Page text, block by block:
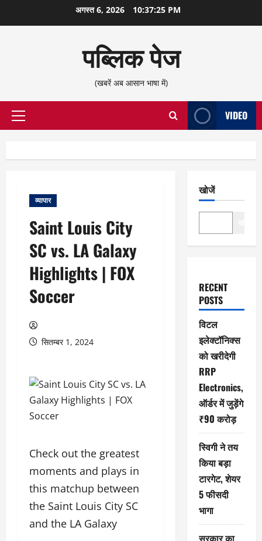
सामग्री
अगस्त 6, 2026 10:37:25 PM
पब्लिक पेज
(खबरें अब आसान भाषा में)
प्राथमिक
VIDEO
व्यापार
Saint Louis City
SC vs. LA Galaxy
Highlights | FOX
Soccer
सितम्बर 1, 2024
Check out the greatest
moments and plays in
this matchup between
the Saint Louis City SC
and the LA Galaxy
खोजें
RECENT
POSTS
विटल
इलेक्टॉनिक्स
को खरीदेगी
RRP
Electronics,
ऑर्डर में जुड़ेंगे
₹90 करोड़
स्विगी ने तय
किया बड़ा
टारगेट, शेयर
5 फीसदी
भागा
सरकार का